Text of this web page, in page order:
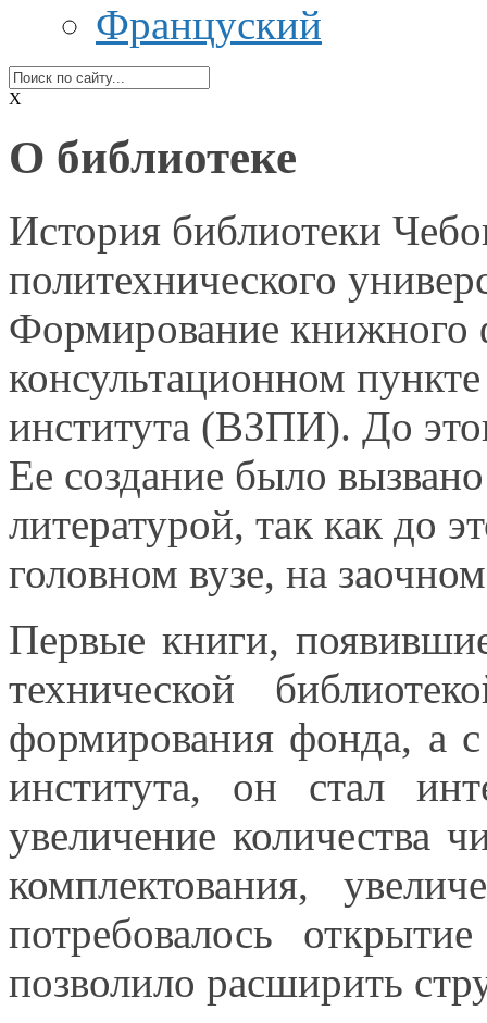
Француский
X
О библиотеке
История библиотеки
политехнического
Формирование книжного
консультационном
института (ВЗПИ). До
Ее создание было
литературой, так как до
головном вузе, на заочном
Первые книги,
технической
формирования фонда, а
института, он стал
увеличение количества
комплектования,
потребовалось
позволило расширить